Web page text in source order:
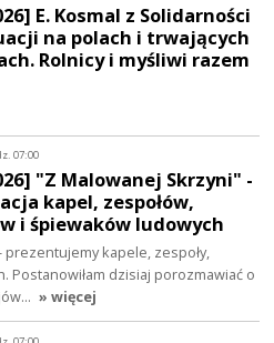
E. Kosmal z Solidarności
na polach i trwających
Rolnicy i myśliwi razem
07:00
"Z Malowanej Skrzyni" -
kapel, zespołów,
i śpiewaków ludowych
kapele, zespoły,
Postanowiłam dzisiaj porozmawiać o
» więcej